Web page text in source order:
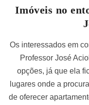
Imóveis no
Os interessados em
Professor José
opções, já que ela
lugares onde a
de oferecer